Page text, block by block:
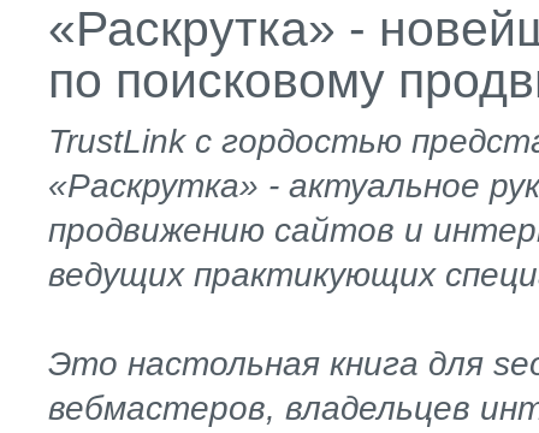
«Раскрутка» -
по поисковому
TrustLink с гордостью
«Раскрутка» - актуальное
продвижению сайтов и
ведущих практикующих
Это настольная книга для
вебмастеров, владельцев